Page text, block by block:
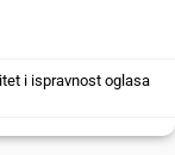
i ispravnost oglasa